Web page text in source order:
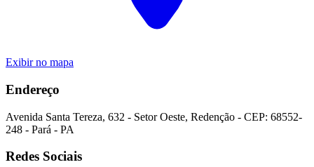
Exibir no mapa
Endereço
Avenida Santa Tereza, 632 - Setor Oeste, Redenção - CEP: 68552-
248 - Pará - PA
Redes Sociais